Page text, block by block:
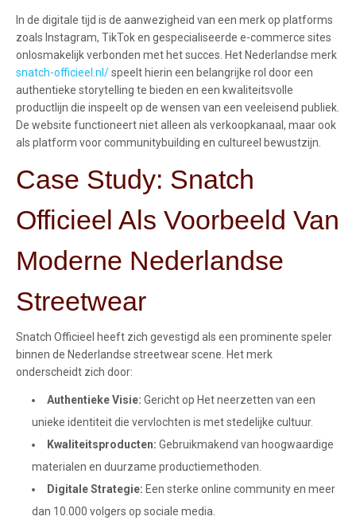
In de digitale tijd is de aanwezigheid van een merk op platforms
zoals Instagram, TikTok en gespecialiseerde e-commerce sites
onlosmakelijk verbonden met het succes. Het Nederlandse merk
snatch-officieel.nl/speelt hierin een belangrijke rol door een
authentieke storytelling te bieden en een kwaliteitsvolle
productlijn die inspeelt op de wensen van een veeleisend publiek.
De website functioneert niet alleen als verkoopkanaal, maar ook
als platform voor communitybuilding en cultureel bewustzijn.
Case Study: Snatch
Officieel Als Voorbeeld Van
Moderne Nederlandse
Streetwear
Snatch Officieel heeft zich gevestigd als een prominente speler
binnen de Nederlandse streetwear scene. Het merk
onderscheidt zich door:
Authentieke Visie: Gericht op Het neerzetten van een
unieke identiteit die vervlochten is met stedelijke cultuur.
Kwaliteitsproducten: Gebruikmakend van hoogwaardige
materialen en duurzame productiemethoden.
Digitale Strategie: Een sterke online community en meer
dan 10.000 volgers op sociale media.